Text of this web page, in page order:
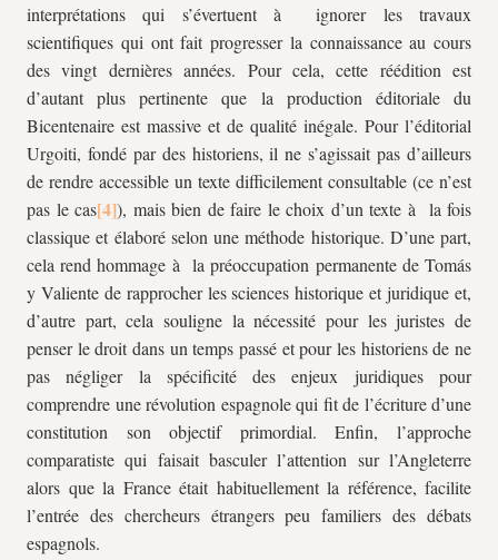
interprétations qui s’évertuent à ignorer les travaux
scientifiques qui ont fait progresser la connaissance au cours
des vingt dernières années. Pour cela, cette réédition est
d’autant plus pertinente que la production éditoriale du
Bicentenaire est massive et de qualité inégale. Pour l’éditorial
Urgoiti, fondé par des historiens, il ne s’agissait pas d’ailleurs
de rendre accessible un texte difficilement consultable (ce n’est
pas le cas
), mais bien de faire le choix d’un texte à la fois
classique et élaboré selon une méthode historique. D’une part,
cela rend hommage à la préoccupation permanente de Tomás
y Valiente de rapprocher les sciences historique et juridique et,
d’autre part, cela souligne la nécessité pour les juristes de
penser le droit dans un temps passé et pour les historiens de ne
pas négliger la spécificité des enjeux juridiques pour
comprendre une révolution espagnole qui fit de l’écriture d’une
constitution son objectif primordial. Enfin, l’approche
comparatiste qui faisait basculer l’attention sur l’Angleterre
alors que la France était habituellement la référence, facilite
l’entrée des chercheurs étrangers peu familiers des débats
espagnols.